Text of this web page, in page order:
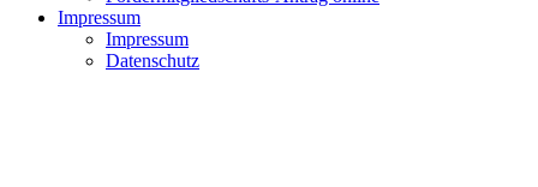
Impressum
Impressum
Datenschutz